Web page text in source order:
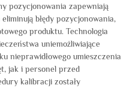
pozycjonowania zapewniają
błędy pozycjonowania,
produktu. Technologia
uniemożliwiające
nieprawidłowego umieszczenia
jak i personel przed
kalibracji zostały